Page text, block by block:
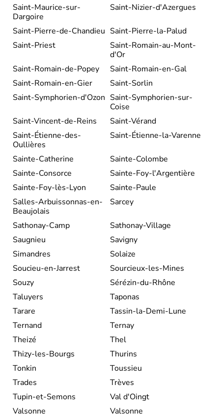
Saint-Maurice-sur-
Dargoire
Saint-Nizier-d'Azergues
Saint-Pierre-de-Chandieu Saint-Pierre-la-Palud
Saint-Priest
Saint-Romain-au-Mont-
d'Or
Saint-Romain-de-Popey
Saint-Romain-en-Gal
Saint-Romain-en-Gier
Saint-Sorlin
Saint-Symphorien-d'Ozon Saint-Symphorien-sur-
Coise
Saint-Vincent-de-Reins
Saint-Vérand
Saint-Étienne-des-
Oullières
Saint-Étienne-la-Varenne
Sainte-Catherine
Sainte-Colombe
Sainte-Consorce
Sainte-Foy-l'Argentière
Sainte-Foy-lès-Lyon
Sainte-Paule
Salles-Arbuissonnas-en-
Beaujolais
Sarcey
Sathonay-Camp
Sathonay-Village
Saugnieu
Savigny
Simandres
Solaize
Soucieu-en-Jarrest
Sourcieux-les-Mines
Souzy
Sérézin-du-Rhône
Taluyers
Taponas
Tarare
Tassin-la-Demi-Lune
Ternand
Ternay
Theizé
Thel
Thizy-les-Bourgs
Thurins
Tonkin
Toussieu
Trades
Trèves
Tupin-et-Semons
Val d'Oingt
Valsonne
Valsonne